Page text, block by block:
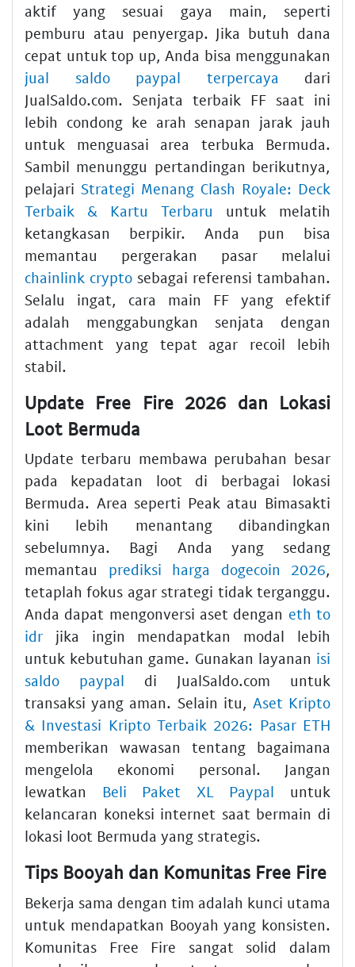
aktif yang sesuai gaya main, seperti
pemburu atau penyergap. Jika butuh dana
cepat untuk top up, Anda bisa menggunakan
jual saldo paypal terpercaya dari
JualSaldo.com. Senjata terbaik FF saat ini
lebih condong ke arah senapan jarak jauh
untuk menguasai area terbuka Bermuda.
Sambil menunggu pertandingan berikutnya,
pelajari Strategi Menang Clash Royale: Deck
Terbaik & Kartu Terbaru untuk melatih
ketangkasan berpikir. Anda pun bisa
memantau pergerakan pasar melalui
chainlink crypto sebagai referensi tambahan.
Selalu ingat, cara main FF yang efektif
adalah menggabungkan senjata dengan
attachment yang tepat agar recoil lebih
stabil.
Update Free Fire 2026 dan Lokasi
Loot Bermuda
Update terbaru membawa perubahan besar
pada kepadatan loot di berbagai lokasi
Bermuda. Area seperti Peak atau Bimasakti
kini lebih menantang dibandingkan
sebelumnya. Bagi Anda yang sedang
memantau prediksi harga dogecoin 2026,
tetaplah fokus agar strategi tidak terganggu.
Anda dapat mengonversi aset dengan eth to
idr jika ingin mendapatkan modal lebih
untuk kebutuhan game. Gunakan layanan isi
saldo paypal di JualSaldo.com untuk
transaksi yang aman. Selain itu, Aset Kripto
& Investasi Kripto Terbaik 2026: Pasar ETH
memberikan wawasan tentang bagaimana
mengelola ekonomi personal. Jangan
lewatkan Beli Paket XL Paypal untuk
kelancaran koneksi internet saat bermain di
lokasi loot Bermuda yang strategis.
Tips Booyah dan Komunitas Free Fire
Bekerja sama dengan tim adalah kunci utama
untuk mendapatkan Booyah yang konsisten.
Komunitas Free Fire sangat solid dalam